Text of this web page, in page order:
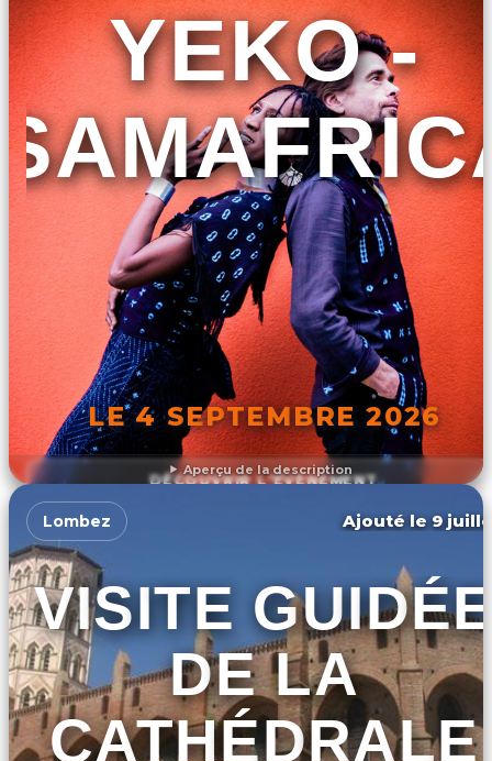
Aperçu de la description
YEKO -
LE 4 SEPTEMBRE 2026
DÉCOUVRIR L'ÉVÉNEMENT
Lombez Ajouté le 9
VISITE
DE LA
CATHÉDRALE